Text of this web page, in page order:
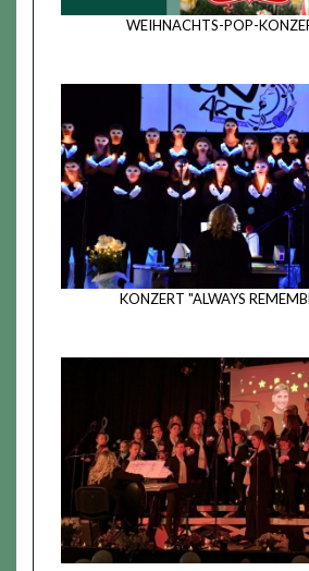
WEIHNACHTS-POP-
KONZERT "ALWAYS